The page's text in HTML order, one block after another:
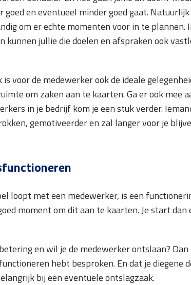
en eventueel minder goed gaat.
om er echte momenten voor in te plannen.
kunnen jullie die doelen en afspraken ook
voor de medewerker ook de ideale
om zaken aan te kaarten. Ga er ook mee
in je bedrijf kom je een stuk verder.
gemotiveerder en zal langer voor je
loopt met een medewerker, is een
moment om dit aan te kaarten. Je start dan
en wil je de medewerker ontslaan?
hebt besproken. En dat je diegene
bij een eventuele ontslagzaak.